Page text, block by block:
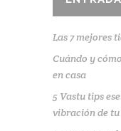
Las 7 mejores
Cuándo y
en casa
5 Vastu tips
vibración de